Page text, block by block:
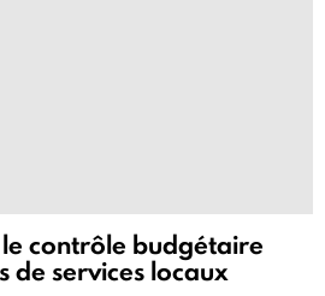
contrôle budgétaire
de services locaux